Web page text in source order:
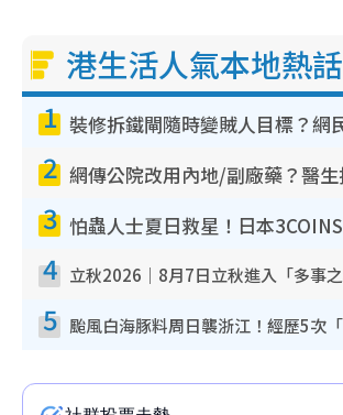
港生活人氣本地熱話
1
2
3
4
5